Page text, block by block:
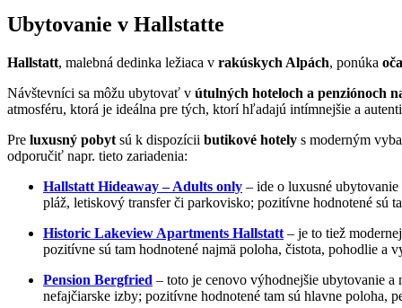
Ubytovanie v Hallstatte
Hallstatt, malebná dedinka ležiaca v rakúskych Alpách, ponúka
Návštevníci sa môžu ubytovať v útulných hoteloch a penziónoch
atmosféru, ktorá je ideálna pre tých, ktorí hľadajú intímnejšie a
Pre luxusný pobyt sú k dispozícii butikové hotely s moderným
odporučiť napr. tieto zariadenia:
Hallstatt Hideaway – Adults only – ide o luxusné
pláž, letiskový transfer či parkovisko; pozitívne hodnotené sú
Historic Lakeview Apartments Hallstatt – je to tiež
pozitívne sú tam hodnotené najmä poloha, čistota, pohodlie a
Pension Bergfried – toto je cenovo výhodnejšie ubytovanie
nefajčiarske izby; pozitívne hodnotené tam sú hlavne poloha,